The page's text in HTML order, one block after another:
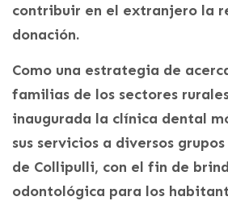
contribuir en el extranjero la
donación.
Como una estrategia de
familias de los sectores
inaugurada la clínica dental
sus servicios a diversos
de Collipulli, con el fin de
odontológica para los